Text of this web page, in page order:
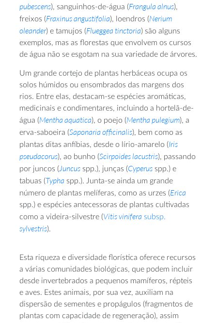
pubescens), sanguinhos-de-água (Frangula alnus),
freixos (Fraxinus angustifolia), loendros (Nerium
oleander) e tamujos (Flueggea tinctoria) são alguns
exemplos, mas as florestas que envolvem os cursos
de água não se esgotam na sua variedade de árvores.
Um grande cortejo de plantas herbáceas ocupa os
solos húmidos ou ensombrados das margens dos
rios. Entre elas, destacam-se espécies aromáticas,
medicinais e condimentares, incluindo a hortelã-de-
água (Mentha aquatica), o poejo (Mentha pulegium), a
erva-saboeira (Saponaria officinalis), bem como as
plantas ditas anfíbias, desde o lírio-amarelo (Iris
pseudacorus), ao bunho (Scirpoides lacustris), passando
por juncos (Juncus spp.), junças (Cyperus spp.) e
tabuas (Typha spp.). Junta-se ainda um grande
número de plantas melíferas, como as urzes (Erica
spp.) e espécies antecessoras de plantas cultivadas
como a videira-silvestre (Vitis vinifera subsp.
sylvestris).
Esta riqueza e diversidade florística oferece recursos
a várias comunidades biológicas, que podem incluir
desde invertebrados a pequenos mamíferos, répteis
e aves. Estes animais, por sua vez, auxiliam na
dispersão de sementes e propágulos (fragmentos de
plantas com capacidade de regeneração), assim